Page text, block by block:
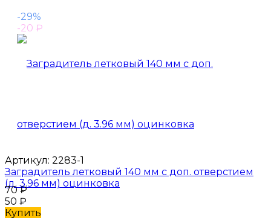
-29%
-20 ₽
Артикул: 2283-1
Заградитель летковый 140 мм с доп. отверстием
(д. 3.96 мм) оцинковка
70₽
50 ₽
Купить